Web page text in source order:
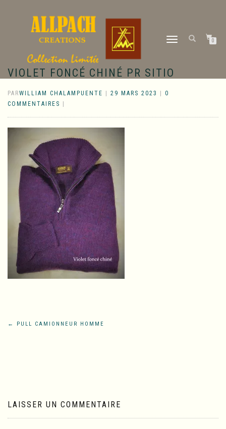
DÉPLIER
0
VIOLET FONCÉ CHINÉ PR SITIO
PARWILLIAM CHALAMPUENTE 29 MARS 2023
0
COMMENTAIRES
Navigation
← PULL CAMIONNEUR HOMME
LAISSER UN COMMENTAIRE